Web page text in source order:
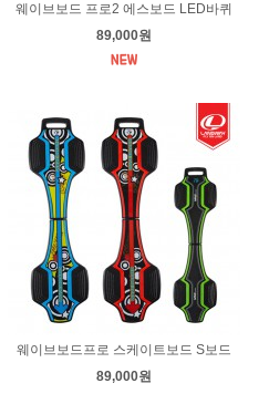
웨이브보드 프로2 에스보드 LED바퀴
89,000원
웨이브보드프로 스케이트보드 S보드
89,000원